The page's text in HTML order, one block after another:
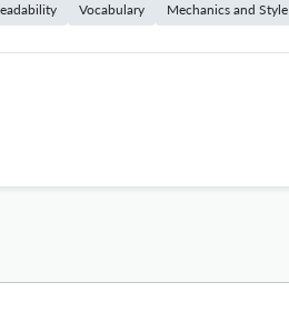
Vocabulary Mechanics and Style